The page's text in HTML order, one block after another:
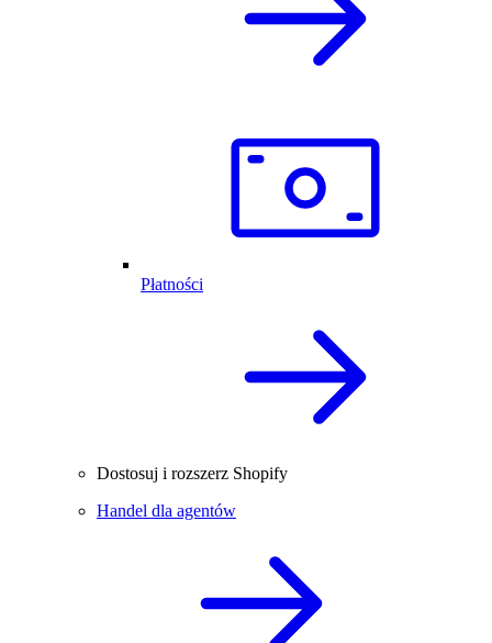
Płatności
Dostosuj i rozszerz Shopify
Handel dla agentów